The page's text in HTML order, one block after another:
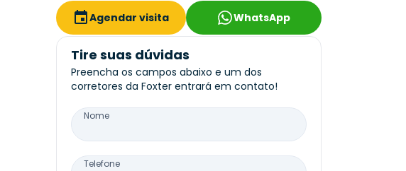
Agendar visita WhatsApp
Tire suas dúvidas
Preencha os campos abaixo e um dos
corretores da Foxter entrará em contato!
Nome
Telefone